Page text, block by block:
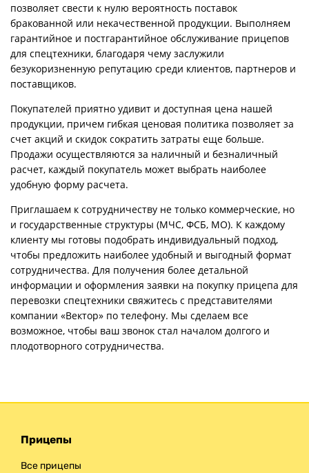
позволяет свести к нулю вероятность поставок
бракованной или некачественной продукции. Выполняем
гарантийное и постгарантийное обслуживание прицепов
для спецтехники, благодаря чему заслужили
безукоризненную репутацию среди клиентов, партнеров и
поставщиков.
Покупателей приятно удивит и доступная цена нашей
продукции, причем гибкая ценовая политика позволяет за
счет акций и скидок сократить затраты еще больше.
Продажи осуществляются за наличный и безналичный
расчет, каждый покупатель может выбрать наиболее
удобную форму расчета.
Приглашаем к сотрудничеству не только коммерческие, но
и государственные структуры (МЧС, ФСБ, МО). К каждому
клиенту мы готовы подобрать индивидуальный подход,
чтобы предложить наиболее удобный и выгодный формат
сотрудничества. Для получения более детальной
информации и оформления заявки на покупку прицепа для
перевозки спецтехники свяжитесь с представителями
компании «Вектор» по телефону. Мы сделаем все
возможное, чтобы ваш звонок стал началом долгого и
плодотворного сотрудничества.
Прицепы
Все прицепы